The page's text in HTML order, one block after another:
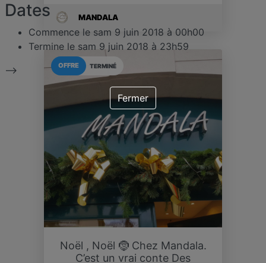
MANDALA
TERMINÉ
OFFRE
Noël , Noël 🤶 Chez Mandala.
C’est un vrai conte Des
Dates
Commence le sam 9 juin 2018 à 00h00
Termine le sam 9 juin 2018 à 23h59
-->
Fermer